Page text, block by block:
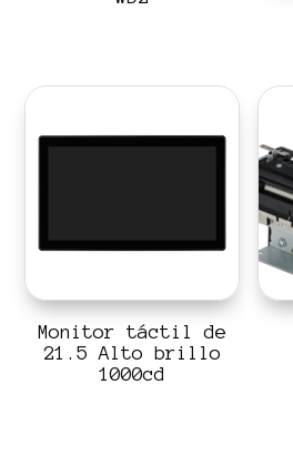
Monitor táctil de
21.5 Alto brillo
1000cd